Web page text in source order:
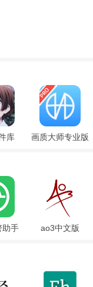
库 画质大师专业版
助手 ao3中文版